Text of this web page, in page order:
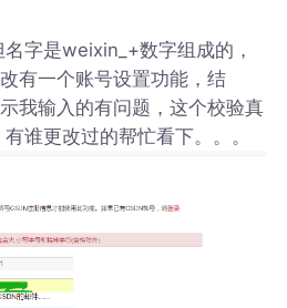
字是weixin_+数字组成的，
有一个账号设置功能，结
我输入的有问题，这个校验真
谁更改过的帮忙看下。。。